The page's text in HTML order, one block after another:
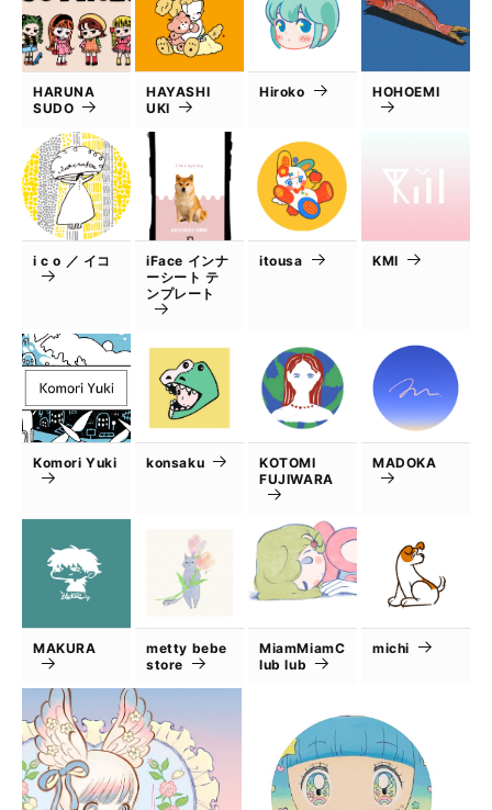
HARUNA
SUDO
HAYASHI
UKI
Hiroko HOHOEMI
i c o ／ イコ
iFace インナ
ーシート テ
ンプレート
itousa KMI
Komori Yuki konsaku
KOTOMI
FUJIWARA
MADOKA
MAKURA
metty bebe
store
MiamMiamC
lub lub
michi